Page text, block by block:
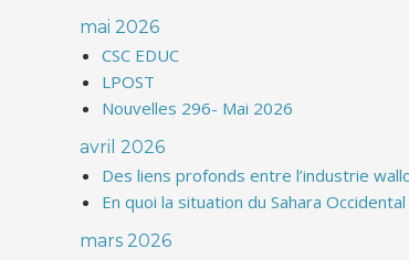
mai 2026
CSC EDUC
LPOST
Nouvelles 296- Mai 2026
avril 2026
Des liens profonds entre l’industrie
En quoi la situation du Sahara
mars 2026